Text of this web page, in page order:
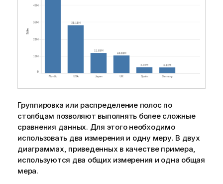
Группировка или распределение полос по
столбцам позволяют выполнять более сложные
сравнения данных. Для этого необходимо
использовать два измерения и одну меру. В двух
диаграммах, приведенных в качестве примера,
используются два общих измерения и одна общая
мера.